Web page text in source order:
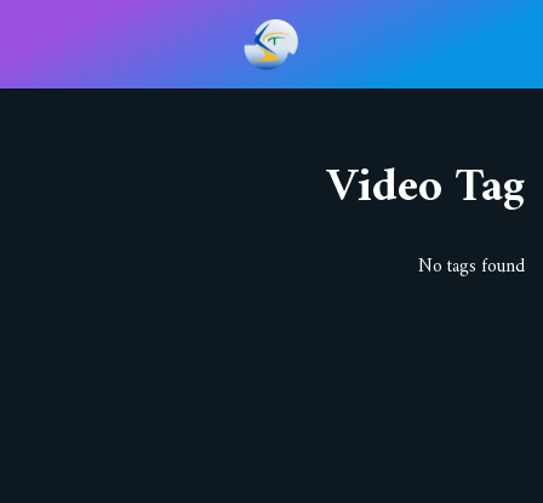
إلى
Video Tag
No tags found